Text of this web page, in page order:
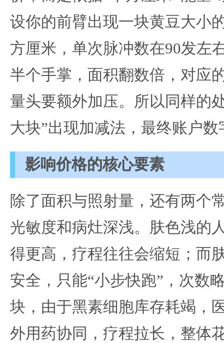
设你的前臂出现一块黄豆大小
方厘米，单次脉冲数在90发左
半个手掌，面积翻数倍，对应
量头要额外加压。所以同样的
大块”出现加减法，最终账户
影响价格的核心要素
除了面积与照射量，还有两个
光敏度和病灶深浅。肤色浅的
得更高，疗程往往会缩短；而
安全，只能“小步快跑”，次数
块，由于黑素细胞库存耗竭，
外用药协同，疗程拉长，整体